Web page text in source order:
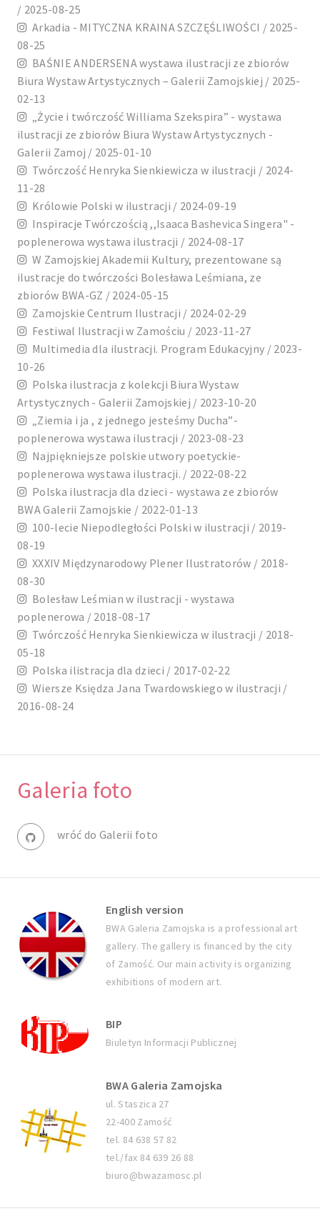
/ 2025-08-25
Arkadia - MITYCZNA KRAINA SZCZĘŚLIWOŚCI / 2025-
08-25
BAŚNIE ANDERSENA wystawa ilustracji ze zbiorów
Biura Wystaw Artystycznych – Galerii Zamojskiej / 2025-
02-13
„Życie i twórczość Williama Szekspira” - wystawa
ilustracji ze zbiorów Biura Wystaw Artystycznych -
Galerii Zamoj / 2025-01-10
Twórczość Henryka Sienkiewicza w ilustracji / 2024-
11-28
Królowie Polski w ilustracji / 2024-09-19
Inspiracje Twórczością ,,Isaaca Bashevica Singera" -
poplenerowa wystawa ilustracji / 2024-08-17
W Zamojskiej Akademii Kultury, prezentowane są
ilustracje do twórczości Bolesława Leśmiana, ze
zbiorów BWA-GZ / 2024-05-15
Zamojskie Centrum Ilustracji / 2024-02-29
Festiwal Ilustracji w Zamościu / 2023-11-27
Multimedia dla ilustracji. Program Edukacyjny / 2023-
10-26
Polska ilustracja z kolekcji Biura Wystaw
Artystycznych - Galerii Zamojskiej / 2023-10-20
„Ziemia i ja , z jednego jesteśmy Ducha”-
poplenerowa wystawa ilustracji / 2023-08-23
Najpiękniejsze polskie utwory poetyckie-
poplenerowa wystawa ilustracji. / 2022-08-22
Polska ilustracja dla dzieci - wystawa ze zbiorów
BWA Galerii Zamojskie / 2022-01-13
100-lecie Niepodległości Polski w ilustracji / 2019-
08-19
XXXIV Międzynarodowy Plener Ilustratorów / 2018-
08-30
Bolesław Leśmian w ilustracji - wystawa
poplenerowa / 2018-08-17
Twórczość Henryka Sienkiewicza w ilustracji / 2018-
05-18
Polska ilistracja dla dzieci / 2017-02-22
Wiersze Księdza Jana Twardowskiego w ilustracji /
2016-08-24
Galeria foto
wróć do Galerii foto
English version
BWA Galeria Zamojska is a professional art
gallery. The gallery is financed by the city
of Zamość. Our main activity is organizing
exhibitions of modern art.
BIP
Biuletyn Informacji Publicznej
BWA Galeria Zamojska
ul. Staszica 27
22-400 Zamość
tel. 84 638 57 82
tel./fax 84 639 26 88
biuro@bwazamosc.pl